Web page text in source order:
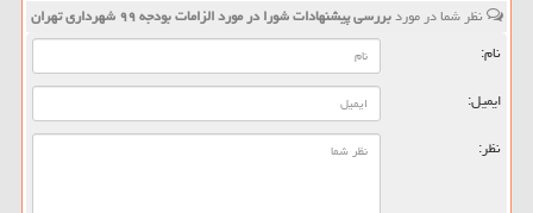
نظر شما در موردبررسی پیشنهادات شورا در مورد الزامات بودجه ۹۹ شهرداری تهران
نام:
ایمیل:
نظر: